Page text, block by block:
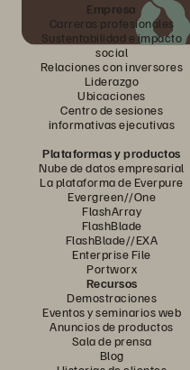
Empresa
Carreras profesionales
Sustentabilidad e impacto
social
Relaciones con inversores
Liderazgo
Ubicaciones
Centro de sesiones
informativas ejecutivas
Plataformas y productos
Nube de datos empresarial
La plataforma de Everpure
Evergreen//One
FlashArray
FlashBlade
FlashBlade//EXA
Enterprise File
Portworx
Recursos
Demostraciones
Eventos y seminarios web
Anuncios de productos
Sala de prensa
Blog